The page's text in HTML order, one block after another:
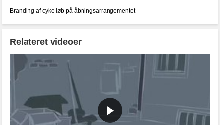
Branding af cykelløb på åbningsarrangementet
Relateret videoer